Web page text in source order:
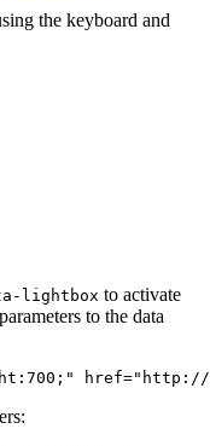
the keyboard and
lightbox to activate
to the data
href="http://